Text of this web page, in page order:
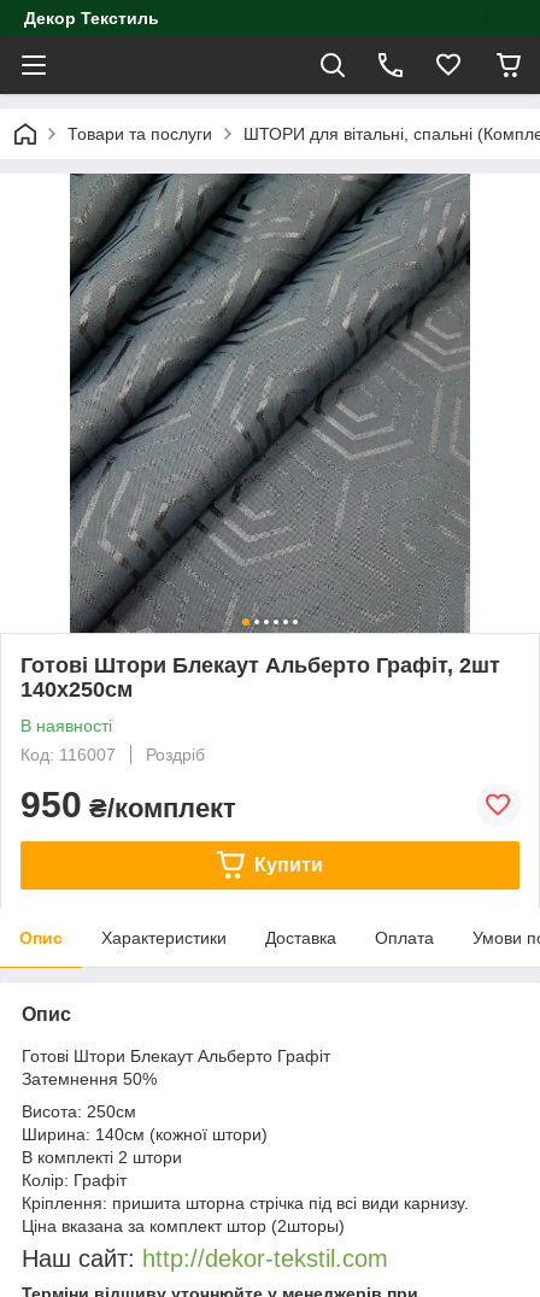
Декор Текстиль
Товари та послуги ШТОРИ для вітальні, спальні
Готові Штори Блекаут Альберто Графіт, 2шт
140х250см
В наявності
Код: 116007
Роздріб
950 ₴/комплект
Купити
Опис Характеристики Доставка Оплата Умови
Опис
Готові Штори Блекаут Альберто Графіт
Затемнення 50%
Висота: 250см
Ширина: 140см (кожної штори)
В комплекті 2 штори
Колір: Графіт
Кріплення: пришита шторна стрічка під всі види карнизу.
Ціна вказана за комплект штор (2шторы)
Наш сайт: http://dekor-tekstil.com
Терміни відшиву уточнюйте у менеджерів при